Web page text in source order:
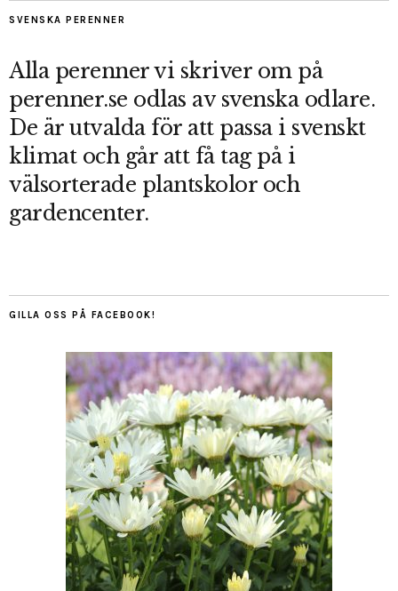
SVENSKA PERENNER
Alla perenner vi skriver om på
perenner.se odlas av svenska odlare.
De är utvalda för att passa i svenskt
klimat och går att få tag på i
välsorterade plantskolor och
gardencenter.
GILLA OSS PÅ FACEBOOK!